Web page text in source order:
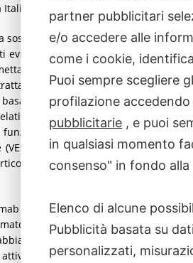
Italiana di Reumatologia.
dell’efficacia di guselkumab
evidenziano come il farmaco 100mg
di raggiungere, a 6 mesi nel 64
la risposta ACR203,4, che
del numero di articolazioni
a valutazione globale del
fisica, scala analogico
o proteina C-reattiva.
secondo i risultati dello
provenienti dallo studio
Si tratta dei risultati
valutato una terapia con un
I risultati mostrano che la
partner pubblicitari
e/o accedere alle
come i cookie,
Puoi sempre scegliere
profilazione accedendo
pubblicitarie , e puoi
in qualsiasi momento
consenso" in fondo alla
Elenco di alcune
Pubblicità basata su
personalizzati,